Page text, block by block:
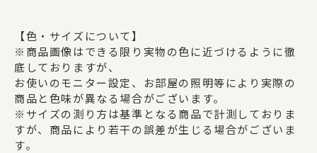
【色・サイズについて】
※商品画像はできる限り実物の色に近づけるように徹
底しておりますが、
お使いのモニター設定、お部屋の照明等により実際の
商品と色味が異なる場合がございます。
※サイズの測り方は基準となる商品で計測しておりま
すが、商品により若干の誤差が生じる場合がございま
す。